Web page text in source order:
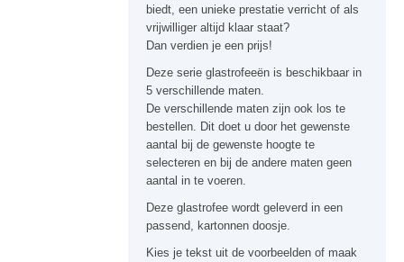
biedt, een unieke prestatie verricht of als
vrijwilliger altijd klaar staat?
Dan verdien je een prijs!
Deze serie glastrofeeën is beschikbaar in
5 verschillende maten.
De verschillende maten zijn ook los te
bestellen. Dit doet u door het gewenste
aantal bij de gewenste hoogte te
selecteren en bij de andere maten geen
aantal in te voeren.
Deze glastrofee wordt geleverd in een
passend, kartonnen doosje.
Kies je tekst uit de voorbeelden of maak